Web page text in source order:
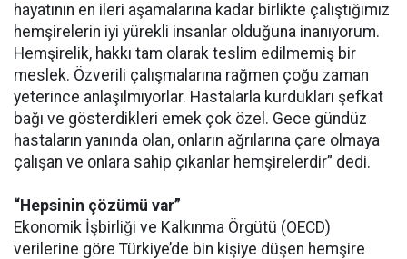
hayatının en ileri aşamalarına kadar birlikte çalıştığımız
hemşirelerin iyi yürekli insanlar olduğuna inanıyorum.
Hemşirelik, hakkı tam olarak teslim edilmemiş bir
meslek. Özverili çalışmalarına rağmen çoğu zaman
yeterince anlaşılmıyorlar. Hastalarla kurdukları şefkat
bağı ve gösterdikleri emek çok özel. Gece gündüz
hastaların yanında olan, onların ağrılarına çare olmaya
çalışan ve onlara sahip çıkanlar hemşirelerdir” dedi.
“Hepsinin çözümü var”
Ekonomik İşbirliği ve Kalkınma Örgütü (OECD)
verilerine göre Türkiye’de bin kişiye düşen hemşire